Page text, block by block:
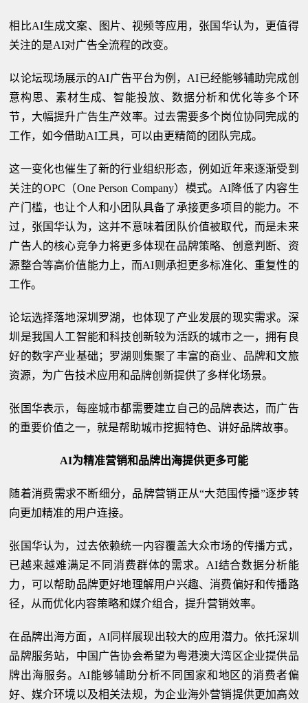
相比AI生成文案、图片、视频等应用，张国华认为，更值得
关注的是AI对广告全流程的改变。
以论坛现场展示的AI广告平台为例，AI已经能够辅助完成创
意构思、素材生成、智能投放、数据分析和优化等多个环
节，大幅提升广告生产效率。过去需要多个岗位协同完成的
工作，如今借助AI工具，可以由更精简的团队完成。
这一变化也催生了新的行业组织形态，例如近年来逐渐受到
关注的OPC（One Person Company）模式。AI降低了内容生
产门槛，也让个人和小团队具备了承接更多项目的能力。不
过，张国华认为，这并不意味着团队价值被取代，而是未来
广告人的核心竞争力将更多体现在品牌策略、创意判断、资
源整合等高价值能力上，而AI则承担更多标准化、重复性的
工作。
论坛选择落地深圳罗湖，也体现了产业发展的现实需求。深
圳是我国人工智能和科技创新较为活跃的城市之一，拥有良
好的数字产业基础；罗湖则集聚了丰富的商业、品牌和文旅
资源，为广告技术应用和品牌创新提供了多样化场景。
张国华表示，每座城市都需要建立自己的品牌表达，而广告
的重要价值之一，就是帮助城市挖掘特色、讲好品牌故事。
AI为精准营销和品牌出海提供更多可能
随着消费需求不断细分，品牌营销正从“大范围传播”逐步转
向更加精准的用户连接。
张国华认为，过去依赖统一内容覆盖大众市场的传播方式，
已越来越难满足不同消费群体的需求。AI结合数据分析能
力，可以帮助品牌更好地理解用户兴趣、消费偏好和传播路
径，从而优化内容策略和媒介组合，提升营销效率。
在品牌出海方面，AI同样展现出较大的应用潜力。依托深圳
品牌服务站，中国广告协会希望为粤港澳大湾区企业提供品
牌出海服务。AI能够辅助分析不同国家和地区的消费者偏
好、媒介环境以及相关法规，为企业海外营销提供更加高效